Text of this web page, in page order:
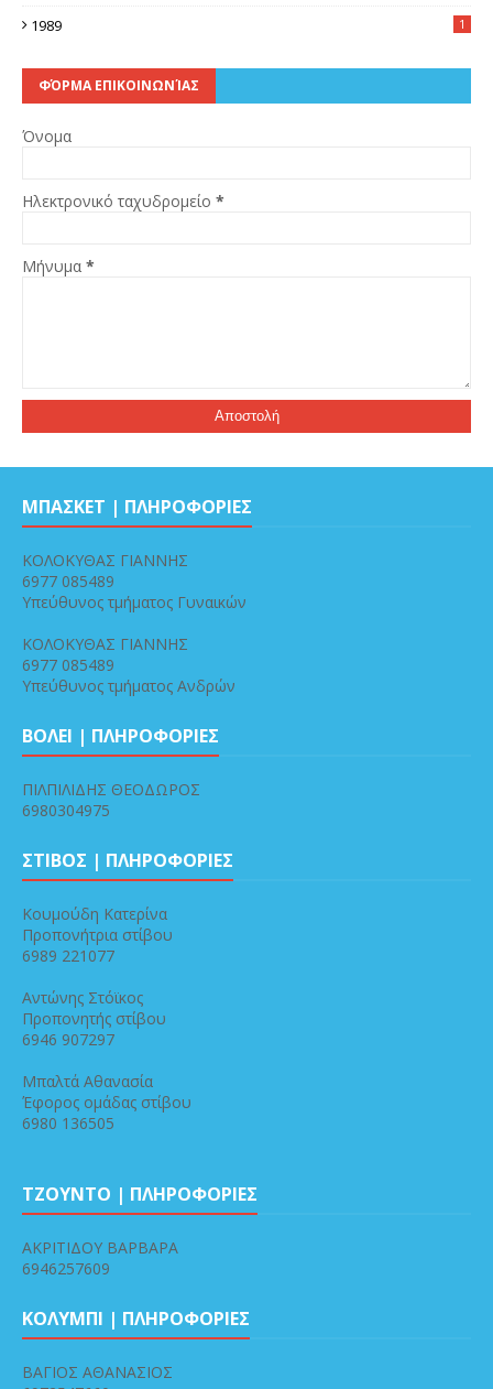
1989 1
ΦΌΡΜΑ ΕΠΙΚΟΙΝΩΝΊΑΣ
Όνομα
Ηλεκτρονικό ταχυδρομείο *
Μήνυμα *
ΜΠΑΣΚΕΤ | ΠΛΗΡΟΦΟΡΙΕΣ
ΚΟΛΟΚΥΘΑΣ ΓΙΑΝΝΗΣ
6977 085489
Υπεύθυνος τμήματος Γυναικών
ΚΟΛΟΚΥΘΑΣ ΓΙΑΝΝΗΣ
6977 085489
Υπεύθυνος τμήματος Ανδρών
ΒΟΛΕΙ | ΠΛΗΡΟΦΟΡΙΕΣ
ΠΙΛΠΙΛΙΔΗΣ ΘΕΟΔΩΡΟΣ
6980304975
ΣΤΙΒΟΣ | ΠΛΗΡΟΦΟΡΙΕΣ
Κουμούδη Κατερίνα
Προπονήτρια στίβου
6989 221077
Αντώνης Στόϊκος
Προπονητής στίβου
6946 907297
Μπαλτά Αθανασία
Έφορος ομάδας στίβου
6980 136505
ΤΖΟΥΝΤΟ | ΠΛΗΡΟΦΟΡΙΕΣ
ΑΚΡΙΤΙΔΟΥ ΒΑΡΒΑΡΑ
6946257609
ΚΟΛΥΜΠΙ | ΠΛΗΡΟΦΟΡΙΕΣ
ΒΑΓΙΟΣ ΑΘΑΝΑΣΙΟΣ